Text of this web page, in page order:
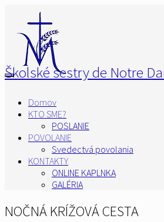
Školské sestry de Notre
Domov
KTO SME?
POSLANIE
POVOLANIE
Svedectvá povolania
KONTAKTY
ONLINE KAPLNKA
GALÉRIA
NOČNÁ KRÍŽOVÁ CESTA